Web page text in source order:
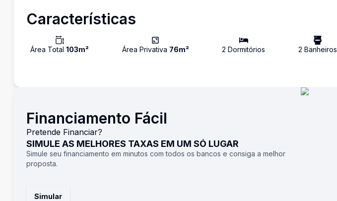
Características
Área Total 103m² Área Privativa 76m² 2 Dormitórios 2 Banheiros
Financiamento Fácil
Pretende Financiar?
SIMULE AS MELHORES TAXAS EM UM SÓ LUGAR
Simule seu financiamento em minutos com todos os bancos e consiga a melhor
proposta.
Simular